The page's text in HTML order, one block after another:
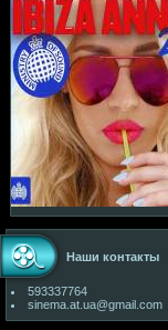
Наши контакты
593337764
sinema.at.ua@gmail.com